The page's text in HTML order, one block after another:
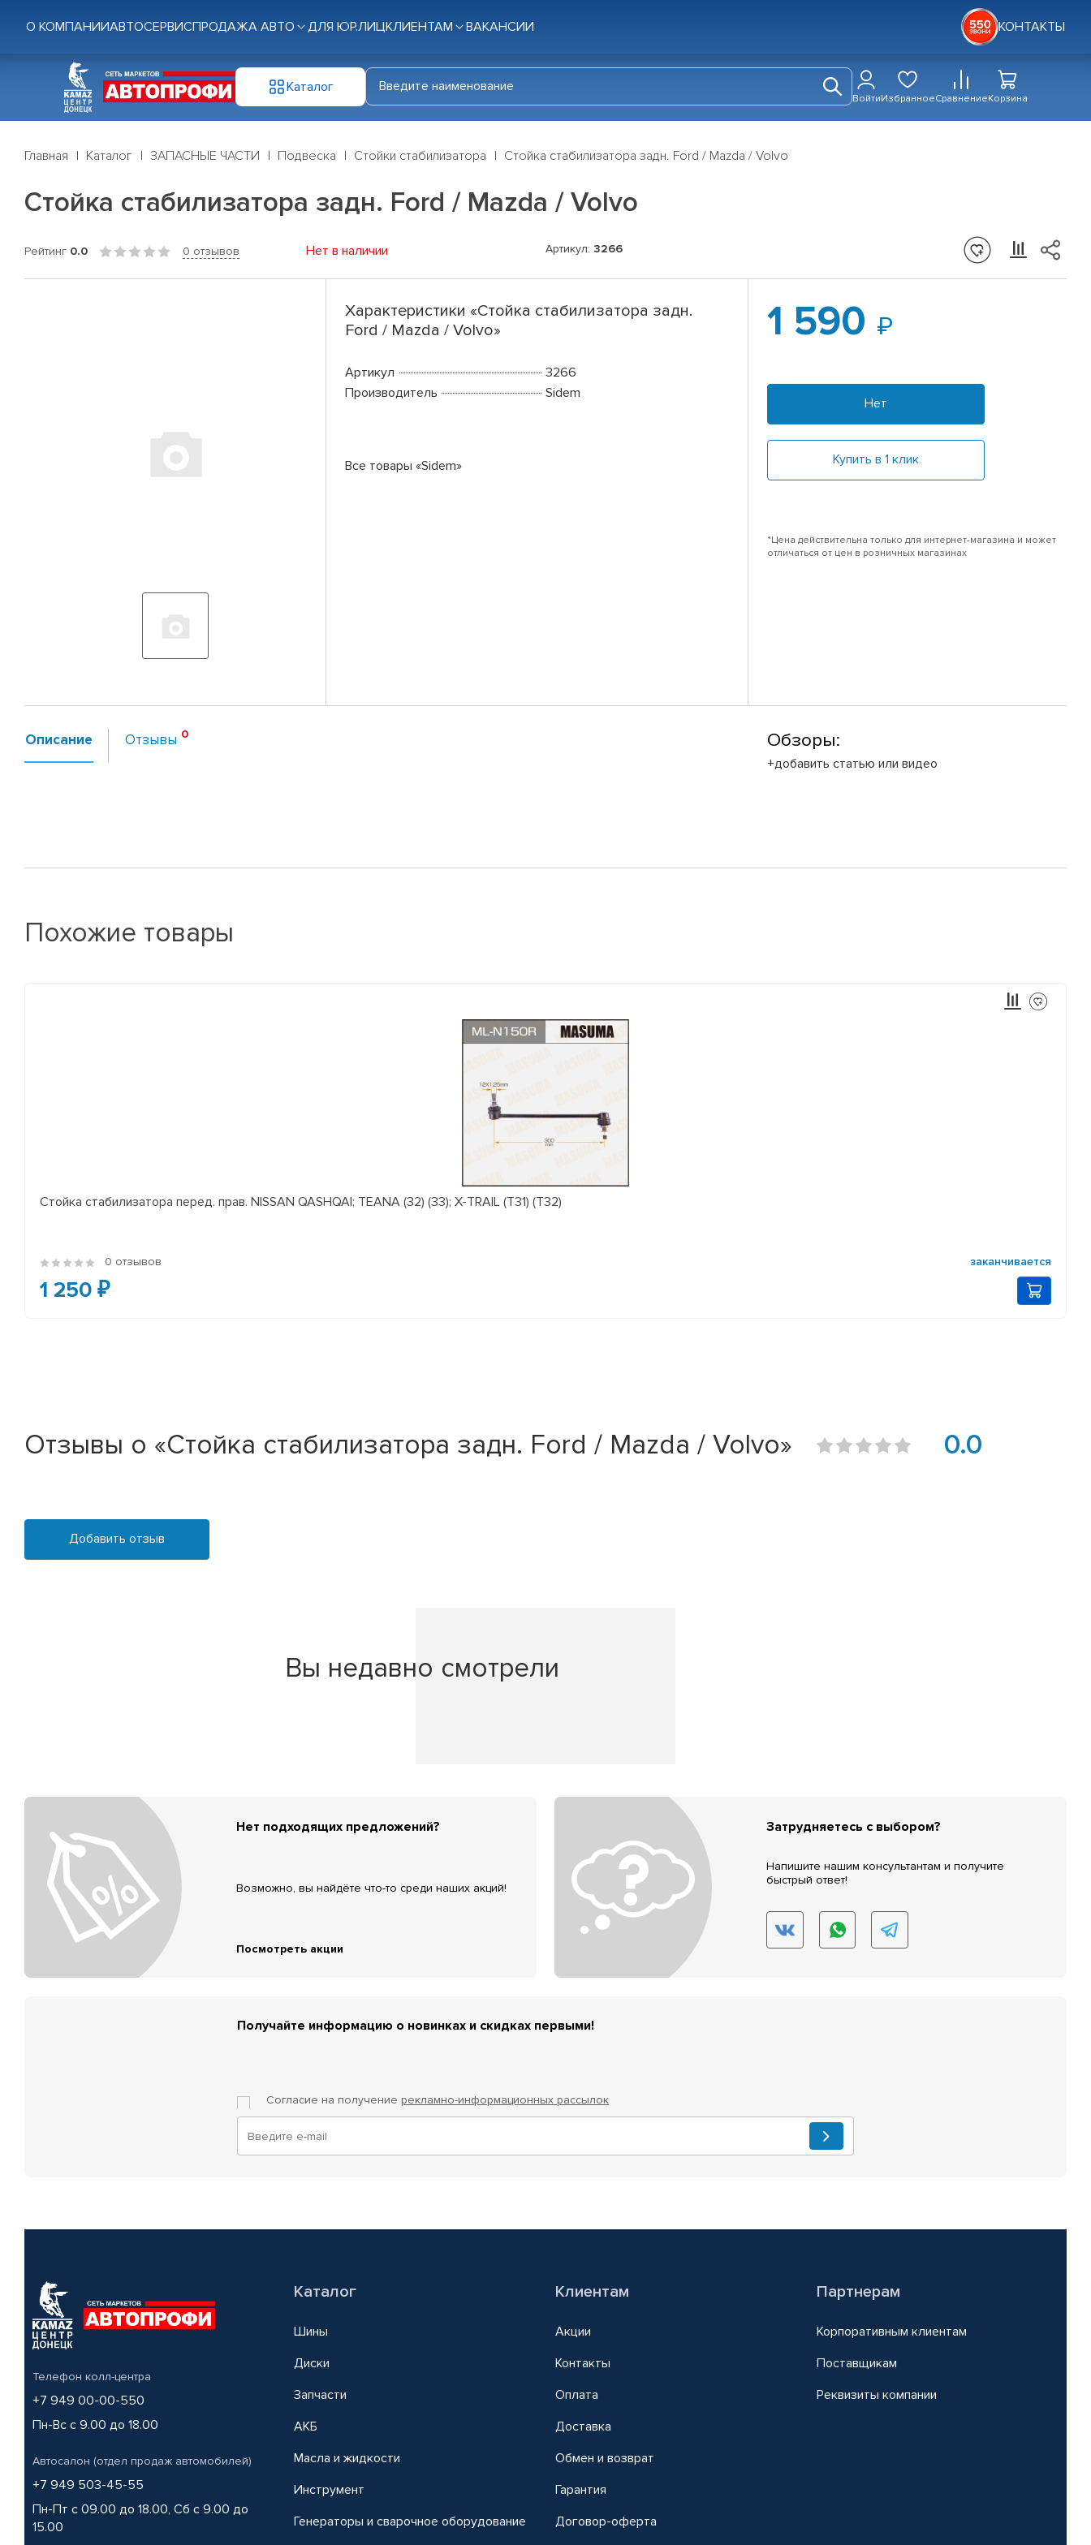
О КОМПАНИИАВТОСЕРВИСПРОДАЖА АВТО ДЛЯ ЮР.ЛИЦКЛИЕНТАМ ВАКАНСИИ КОНТАКТЫ
Каталог
ВойтиИзбранноеСравнениеКорзина
Главная Каталог ЗАПАСНЫЕ ЧАСТИ Подвеска Стойки стабилизатора Стойка стабилизатора задн. Ford / Mazda / Volvo
Стойка стабилизатора задн. Ford / Mazda / Volvo
Рейтинг 0.0 0 отзывов Нет в наличии Артикул: 3266
Характеристики «Стойка стабилизатора задн.
Ford / Mazda / Volvo»
Артикул
3266
Производитель
Sidem
Все товары «Sidem»
1 590
Нет
Купить в 1 клик
*Цена действительна только для интернет-магазина и может
отличаться от цен в розничных магазинах
Описание Отзывы Обзоры:
+добавить статью или видео
Похожие товары
Стойка стабилизатора перед. прав. NISSAN QASHQAI; TEANA (32) (33); X-TRAIL (T31) (T32)
0 отзывов заканчивается
1 250 ₽
Отзывы о «Стойка стабилизатора задн. Ford / Mazda / Volvo» 0.0
Добавить отзыв
Вы недавно смотрели
Нет подходящих предложений?
Возможно, вы найдёте что-то среди наших акций!
Посмотреть акции
Затрудняетесь с выбором?
Напишите нашим консультантам и получите
быстрый ответ!
Получайте информацию о новинках и скидках первыми!
Согласие на получение рекламно-информационных рассылок
Телефон колл-центра
+7 949 00-00-550
Пн-Вс с 9.00 до 18.00
Автосалон (отдел продаж автомобилей)
+7 949 503-45-55
Пн-Пт с 09.00 до 18.00, Сб с 9.00 до
15.00
Каталог
Шины
Диски
Запчасти
АКБ
Масла и жидкости
Инструмент
Генераторы и сварочное оборудование
Клиентам
Акции
Контакты
Оплата
Доставка
Обмен и возврат
Гарантия
Договор-оферта
Партнерам
Корпоративным клиентам
Поставщикам
Реквизиты компании